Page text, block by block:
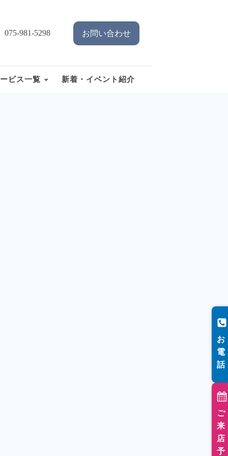
075-981-5298 お問い合わせ
ビス一覧 新着・イベント紹介
お
電
話
ご
来
店
予